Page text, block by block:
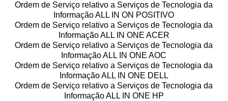
Ordem de Serviço relativo a Serviços de Tecnologia da
Informação ALL IN ON POSITIVO
Ordem de Serviço relativo a Serviços de Tecnologia da
Informação ALL IN ONE ACER
Ordem de Serviço relativo a Serviços de Tecnologia da
Informação ALL IN ONE AOC
Ordem de Serviço relativo a Serviços de Tecnologia da
Informação ALL IN ONE DELL
Ordem de Serviço relativo a Serviços de Tecnologia da
Informação ALL IN ONE HP